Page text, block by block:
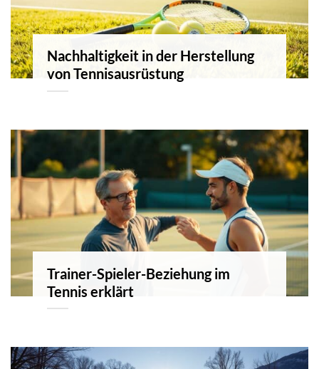
Nachhaltigkeit in der Herstellung
von Tennisausrüstung
Trainer-Spieler-Beziehung im
Tennis erklärt